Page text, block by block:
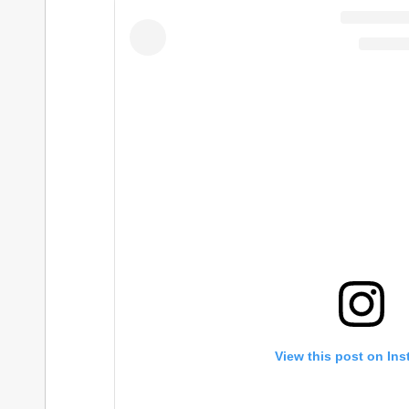
View this post on